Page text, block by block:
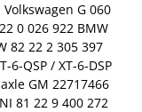
G 060
0 026 922 BMW
82 22 2 305 397
6-QSP / XT-6-DSP
GM 22717466
81 22 9 400 272